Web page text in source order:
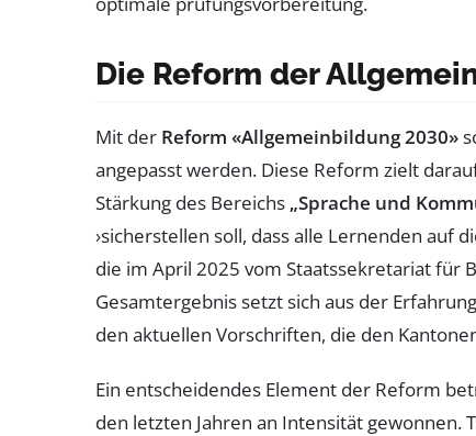
Die Reform der
Mit der Reform «Allgemeinbildung 2030»
angepasst werden. Diese Reform zielt
Stärkung des Bereichs „Sprache und
›sicherstellen soll, dass alle Lernenden
die im April 2025 vom Staatssekretariat für
Gesamtergebnis setzt sich aus der
den aktuellen Vorschriften, die den
Ein entscheidendes Element der Reform
den letzten Jahren an Intensität